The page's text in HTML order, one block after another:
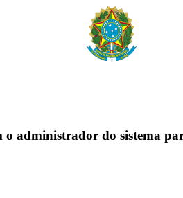
o administrador do sistema